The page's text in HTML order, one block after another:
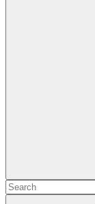
Search
for: